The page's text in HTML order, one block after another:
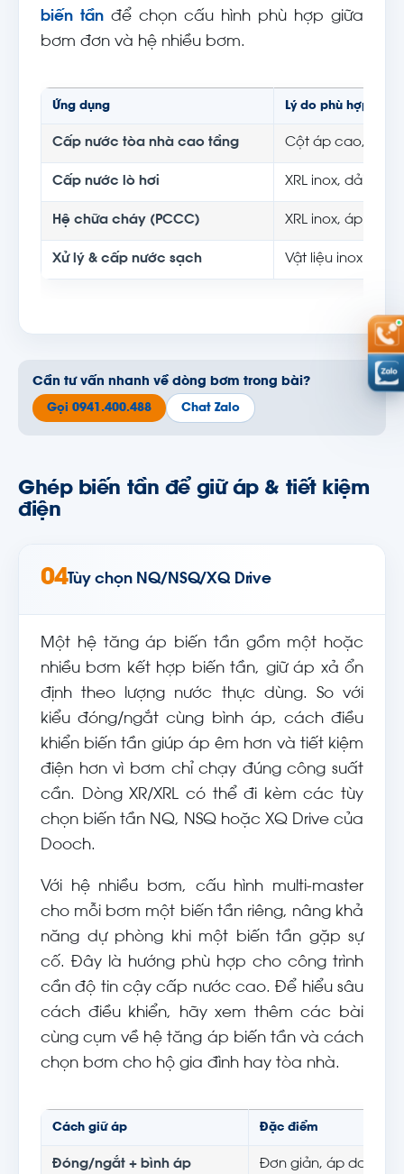
biến tần để chọn cấu hình phù hợp giữa
bơm đơn và hệ nhiều bơm.
Ứng dụng Lý do phù hợp
Cấp nước tòa nhà cao tầng Cột áp cao, thân
Cấp nước lò hơi XRL inox, dải áp
Hệ chữa cháy (PCCC) XRL inox, áp ổn
Xử lý & cấp nước sạch Vật liệu inox thân
Cần tư vấn nhanh về dòng bơm trong bài?
Gọi 0941.400.488 Chat Zalo
Ghép biến tần để giữ áp & tiết kiệm
điện
04Tùy chọn NQ/NSQ/XQ Drive
Một hệ tăng áp biến tần gồm một hoặc
nhiều bơm kết hợp biến tần, giữ áp xả ổn
định theo lượng nước thực dùng. So với
kiểu đóng/ngắt cùng bình áp, cách điều
khiển biến tần giúp áp êm hơn và tiết kiệm
điện hơn vì bơm chỉ chạy đúng công suất
cần. Dòng XR/XRL có thể đi kèm các tùy
chọn biến tần NQ, NSQ hoặc XQ Drive của
Dooch.
Với hệ nhiều bơm, cấu hình multi-master
cho mỗi bơm một biến tần riêng, nâng khả
năng dự phòng khi một biến tần gặp sự
cố. Đây là hướng phù hợp cho công trình
cần độ tin cậy cấp nước cao. Để hiểu sâu
cách điều khiển, hãy xem thêm các bài
cùng cụm về hệ tăng áp biến tần và cách
chọn bơm cho hộ gia đình hay tòa nhà.
Cách giữ áp Đặc điểm
Đóng/ngắt + bình áp Đơn giản, áp dao